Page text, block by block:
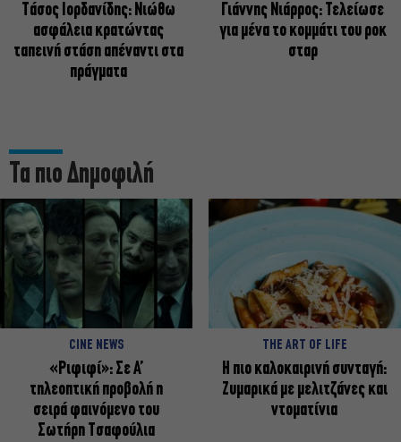
Tάσος Ιορδανίδης: Νιώθω
ασφάλεια κρατώντας
ταπεινή στάση απέναντι στα
πράγματα
Γιάννης Νιάρρος: Τελείωσε
για μένα το κομμάτι του ροκ
σταρ
Τα πιο Δημοφιλή
CINE NEWS
«Ριφιφί»: Σε Α’
τηλεοπτική προβολή η
σειρά φαινόμενο του
Σωτήρη Τσαφούλια
THE ART OF LIFE
Η πιο καλοκαιρινή συνταγή:
Ζυμαρικά με μελιτζάνες και
ντοματίνια